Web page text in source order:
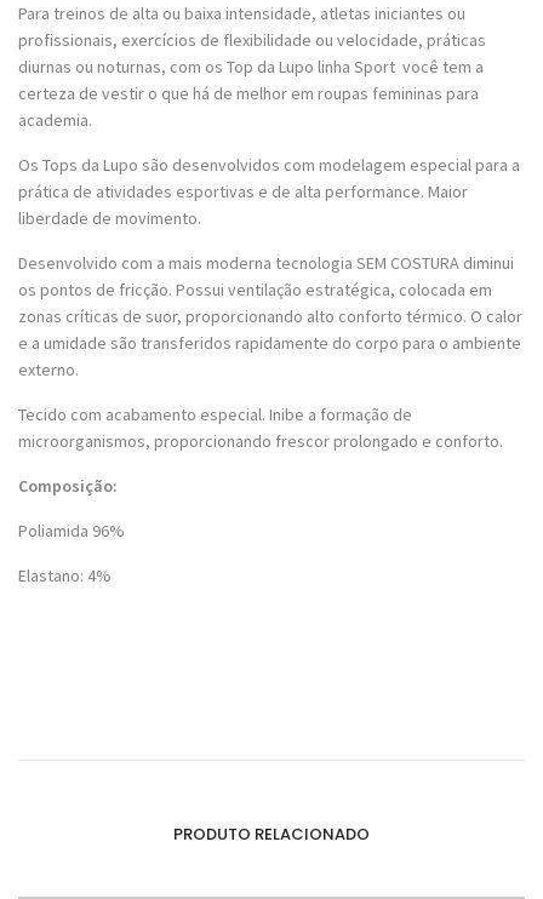
Para treinos de alta ou baixa intensidade, atletas iniciantes ou
profissionais, exercícios de flexibilidade ou velocidade, práticas
diurnas ou noturnas, com os Top da Lupo linha Sport você tem a
certeza de vestir o que há de melhor em roupas femininas para
academia.
Os Tops da Lupo são desenvolvidos com modelagem especial para a
prática de atividades esportivas e de alta performance. Maior
liberdade de movimento.
Desenvolvido com a mais moderna tecnologia SEM COSTURA diminui
os pontos de fricção. Possui ventilação estratégica, colocada em
zonas críticas de suor, proporcionando alto conforto térmico. O calor
e a umidade são transferidos rapidamente do corpo para o ambiente
externo.
Tecido com acabamento especial. Inibe a formação de
microorganismos, proporcionando frescor prolongado e conforto.
Composição:
Poliamida 96%
Elastano: 4%
PRODUTO RELACIONADO